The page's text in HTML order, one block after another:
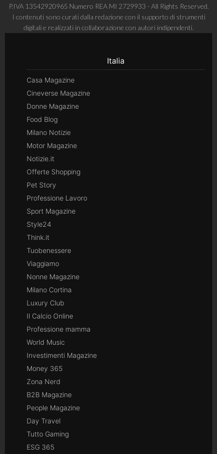
P.IVA 13542920965 Numero REA MI 2729933 - All Rights Reserved.
I contenuti sono curati dalla redazione con il supporto di strumenti
digitali e realizzati in collaborazione con autori indipendenti.
Italia
Casa Magazine
Cineverse Magazine
Donne Magazine
Food Blog
Milano Notizie
Motor Magazine
Notizie.it
Offerte Shopping
Pet Story
Professione Lavoro
Sport Magazine
Style24
Think.it
Tuobenessere
Viaggiamo
Nonne Magazine
Milano Cortina
Luxury Club
Il Calcio Online
Professione mamma
World Music
Investimenti Magazine
Money 365
Zona Nerd
B2B Magazine
People Magazine
Day Travel
Tutto Gaming
ESG 365